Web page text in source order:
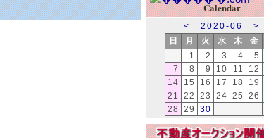
Calendar
< 2020-06
>
日
月 火 水 木 金
1
2 3 4 5
7
8 9 10 11 12
14
15 16 17 18 19
21
22 23 24 25 26
28
29 30